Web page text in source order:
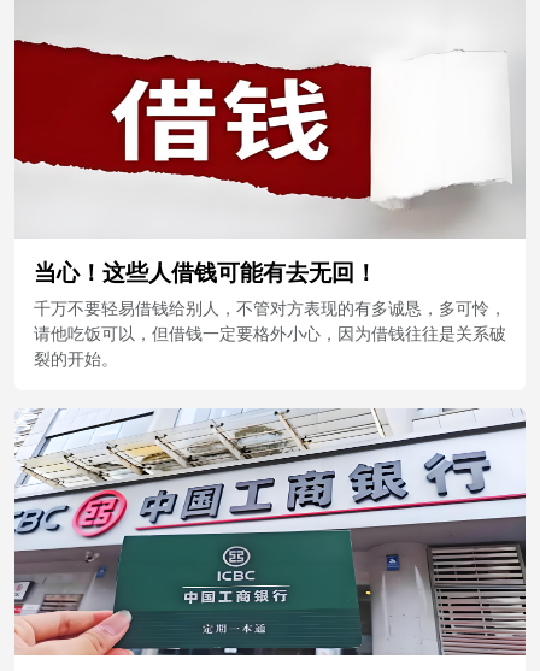
当心！这些人借钱可能有去无回！
千万不要轻易借钱给别人，不管对方表现的有多诚恳，多可怜，
请他吃饭可以，但借钱一定要格外小心，因为借钱往往是关系破
裂的开始。